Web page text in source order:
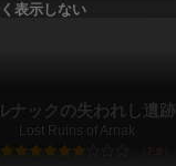
ナックの失われし遺跡
Lost Ruins of Arnak
7.8
表示しない